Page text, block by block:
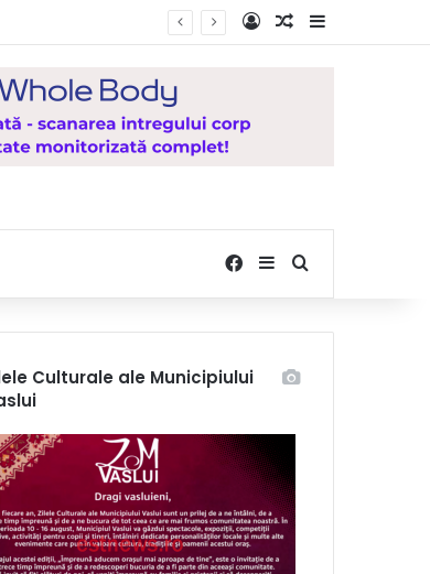
Log InRandom Article
Facebook
SidebarSearch for
Culturale ale Municipiului